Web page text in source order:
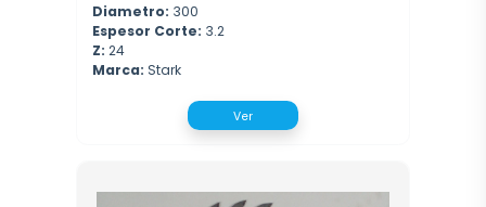
Diametro: 300
Espesor Corte: 3.2
Z: 24
Marca: Stark
Ver